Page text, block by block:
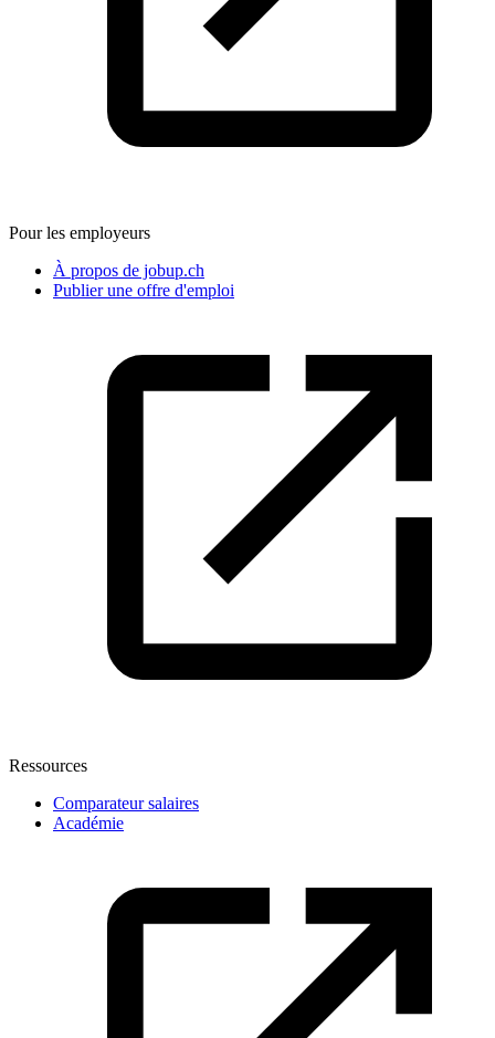
Pour les employeurs
À propos de jobup.ch
Publier une offre d'emploi
Ressources
Comparateur salaires
Académie